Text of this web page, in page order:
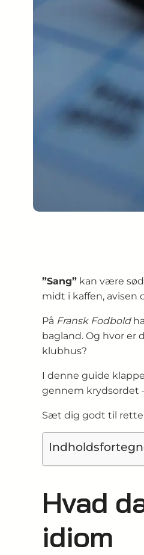
”Sang” kan være
midt i kaffen, avisen
På Fransk Fodbold
bagland. Og hvor er
klubhus?
I denne guide
gennem krydsordet
Sæt dig godt til
Hvad
idiom